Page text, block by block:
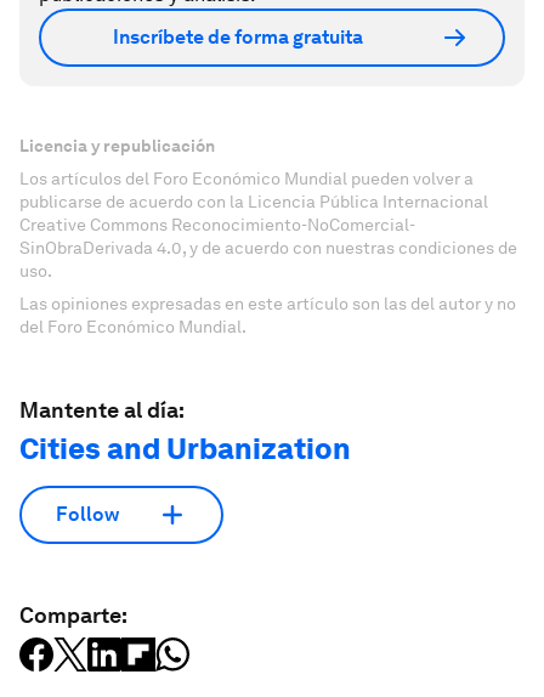
Inscríbete de forma gratuita
Licencia y republicación
Los artículos del Foro Económico Mundial pueden volver a
publicarse de acuerdo con la Licencia Pública Internacional
Creative Commons Reconocimiento-NoComercial-
SinObraDerivada 4.0, y de acuerdo con nuestras condiciones de
uso.
Las opiniones expresadas en este artículo son las del autor y no
del Foro Económico Mundial.
Mantente al día:
Cities and Urbanization
Follow
Comparte: